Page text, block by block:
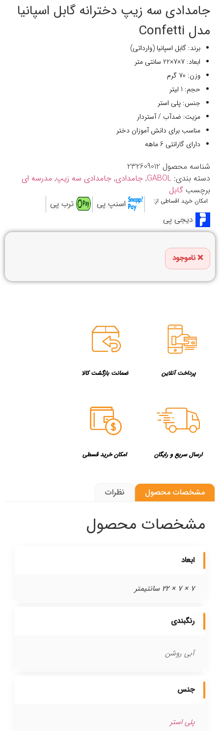
جامدادی سه زیپ دخترانه گابل اسپانیا
مدل Confetti
برند: گابل اسپانیا (وارداتی)
ابعاد: 7×7×22 سانتی متر
وزن: 70 گرم
حجم: 1 لیتر
جنس: پلی استر
مزیت: ضدآب / آستردار
مناسب برای دانش آموزان دختر
دارای گارانتی 6 ماهه
شناسه محصول 232609012
دسته بندی: GABOL
, جامدادی, جامدادی سه زیپ, مدرسه ای
برچسب گابل
امکان خرید اقساطی از: اسنپ پی
ترب پی
دیجی پی
ناموجود
پرداخت آنلاین ضمانت بازگشت کالا
ارسال سریع و رایگان امکان خرید قسطی
مشخصات محصول نظرات
مشخصات محصول
ابعاد
7 × 7 × 22 سانتیمتر
رنگبندی
آبی روشن
جنس
پلی استر